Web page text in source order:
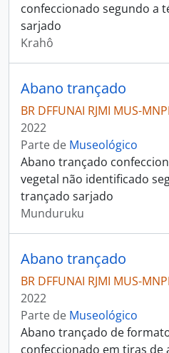
confeccionado segundo a
sarjado
Krahô
Abano trançado
BR DFFUNAI RJMI MUS-
2022
Parte de Museológico
Abano trançado
vegetal não identificado
trançado sarjado
Munduruku
Abano trançado
BR DFFUNAI RJMI MUS-
2022
Parte de Museológico
Abano trançado de
confeccionado em tiras de